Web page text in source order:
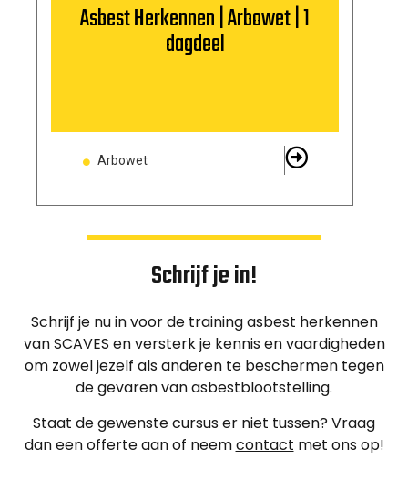
Asbest Herkennen | Arbowet | 1
dagdeel
Arbowet
Schrijf je in!
Schrijf je nu in voor de training asbest herkennen
van SCAVES en versterk je kennis en vaardigheden
om zowel jezelf als anderen te beschermen tegen
de gevaren van asbestblootstelling.
Staat de gewenste cursus er niet tussen? Vraag
dan een offerte aan of neemcontact met ons op!